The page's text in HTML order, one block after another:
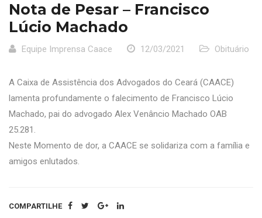
Nota de Pesar – Francisco
Lúcio Machado
Equipe Imprensa Caace 12/03/2021 Obituário
A Caixa de Assistência dos Advogados do Ceará (CAACE)
lamenta profundamente o falecimento de Francisco Lúcio
Machado, pai do advogado Alex Venâncio Machado OAB
25.281.
Neste Momento de dor, a CAACE se solidariza com a família e
amigos enlutados.
COMPARTILHE